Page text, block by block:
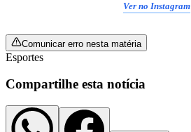
Ver no Instagram
Comunicar erro nesta matéria
Esportes
Compartilhe esta notícia